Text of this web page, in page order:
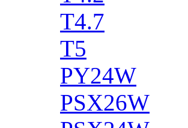
T4.7
T5
PY24W
PSX26W